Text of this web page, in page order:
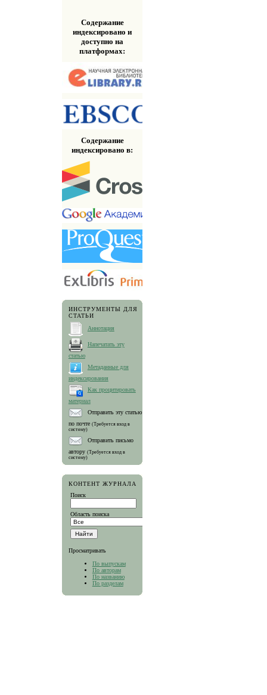
Содержание
индексировано и
доступно на
платформах:
Содержание
индексировано в:
ИНСТРУМЕНТЫ ДЛЯ
СТАТЬИ
Аннотация
Напечатать эту
статью
Метаданные для
индексирования
Как процитировать
материал
Отправить эту статью
по почте (Требуется вход в
систему)
Отправить письмо
автору (Требуется вход в
систему)
КОНТЕНТ ЖУРНАЛА
Поиск
Область поиска
Просматривать
По выпускам
По авторам
По названию
По разделам